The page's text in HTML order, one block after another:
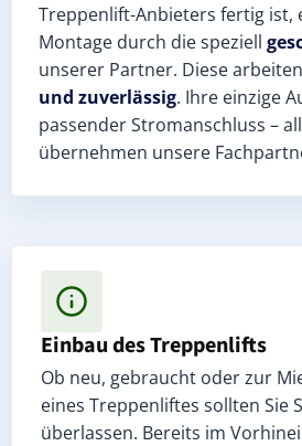
Treppenlift-Anbieters fertig ist,
Montage durch die speziell
unserer Partner. Diese arbeiten
und zuverlässig. Ihre einzige
passender Stromanschluss –
übernehmen unsere
Einbau des Treppenlifts
Ob neu, gebraucht oder zur
eines Treppenliftes sollten Sie
überlassen. Bereits im